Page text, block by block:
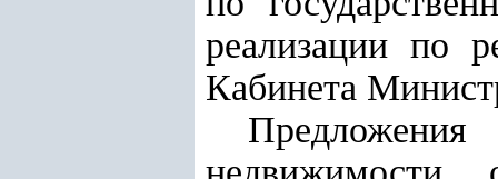
реализации по
Кабинета